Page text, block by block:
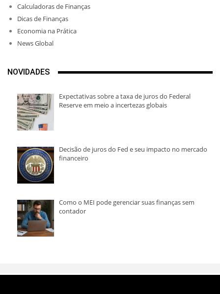
Calculadoras de Finanças
Dicas de Finanças
Economia na Prática
News Global
NOVIDADES
Expectativas sobre a taxa de juros do Federal
Reserve em meio a incertezas globais
Decisão de juros do Fed e seu impacto no mercado
financeiro
Como o MEI pode gerenciar suas finanças sem
contador